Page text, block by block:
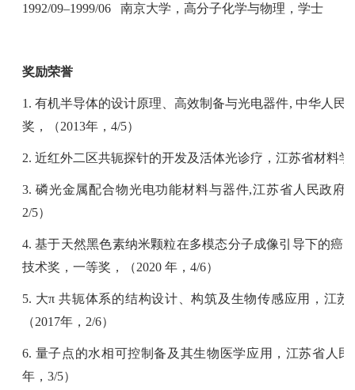
1992/09–1999/06 南京大学，高分子化学与物理，学士
奖励荣誉
1.有机半导体的设计原理、高效制备与光电器件, 中华人民
奖，（2013年， 4/5）
2. 近红外二区共轭探针的开发及活体光诊疗，江苏省材料
3. 磷光金属配合物光电功能材料与器件,江苏省人民政府
2/5）
4.基于天然黑色素纳米颗粒在多模态分子成像引导下的癌
技术奖，一等奖，（2020 年， 4/6）
5. 大π共轭体系的结构设计、构筑及生物传感应用，江
（2017年， 2/6）
6. 量子点的水相可控制备及其生物医学应用， 江苏省人
年， 3/5）